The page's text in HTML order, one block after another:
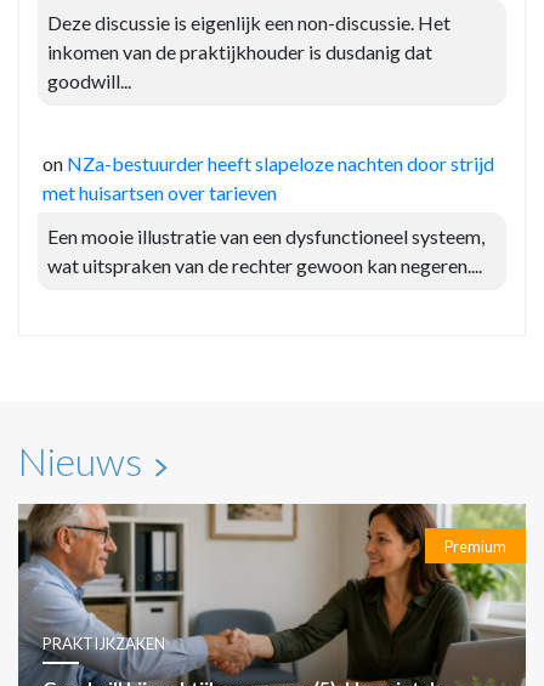
Deze discussie is eigenlijk een non-discussie. Het
inkomen van de praktijkhouder is dusdanig dat
goodwill...
on NZa-bestuurder heeft slapeloze nachten door strijd
met huisartsen over tarieven
Een mooie illustratie van een dysfunctioneel systeem,
wat uitspraken van de rechter gewoon kan negeren....
Nieuws
Premium
PRAKTIJKZAKEN